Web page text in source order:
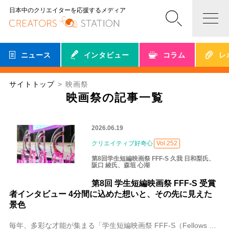
日本中のクリエイターを応援するメディア
ニュース インタビュー コラム レ
サイトトップ 映画祭
映画祭の記事一覧
2026.06.19
クリエイティブ好奇心 Vol.252
第8回学生短編映画祭 FFF-S 久我 日和梨氏、
阪口 綾氏、森垣 心湖
第8回 学生短編映画祭 FFF-S 受賞
者インタビュー 4分間に込めた想いと、その先に見えた
景色